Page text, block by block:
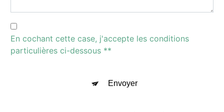
En cochant cette case, j'accepte les conditions
particulières ci-dessous **
Envoyer